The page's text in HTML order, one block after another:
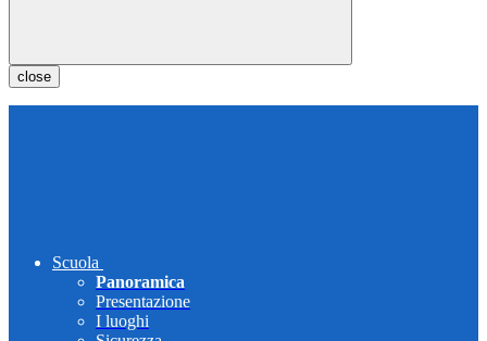
close
Scuola
Panoramica
Presentazione
I luoghi